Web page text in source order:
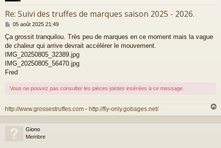
Re: Suivi des truffes de marques saison 2025 - 2026.
M
s
s
a
g
05 août 2025 21:49
Ça grossit tranquilou. Très peu de marques en ce moment mais la vague
de chaleur qui arrive devrait accélérer le mouvement.
IMG_20250805_32389.jpg
IMG_20250805_56470.jpg
Fred
Vous ne pouvez pas consulter les pièces jointes insérées à ce message.
http://www.grossestruffes.com - http://fly-only.gobages.net/
a
Giono
Membre